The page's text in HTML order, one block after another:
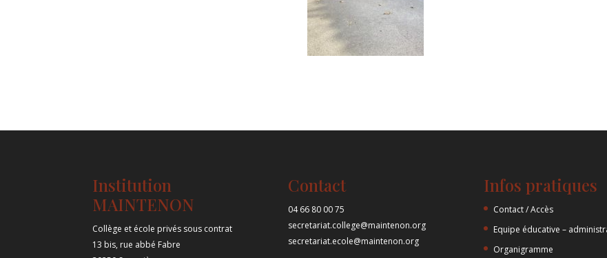
Institution
MAINTENON
Collège et école privés sous contrat
13 bis, rue abbé Fabre
Contact
04 66 80 00 75
secretariat.college@maintenon.org
secretariat.ecole@maintenon.org
Infos pratiques
Contact / Accès
Equipe éducative –
Organigramme